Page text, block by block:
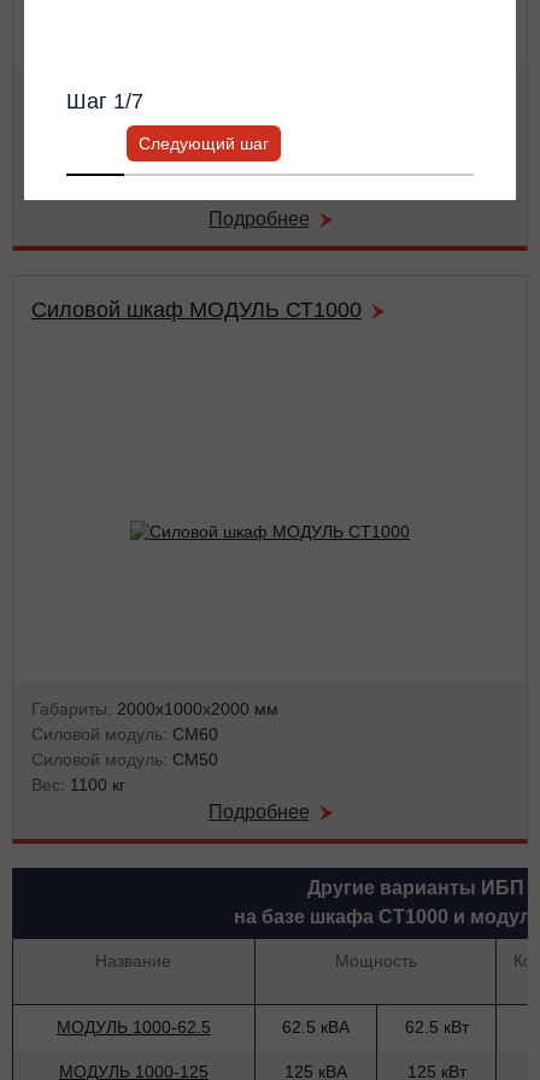
Мощность:62.5 кВА / 62.5 кВт
Число фаз на (вход/выход):3/3
486x743x174 мм
Подробнее
Силовой шкаф МОДУЛЬ СТ1000
Габариты: 2000х1000х2000 мм
Силовой модуль: СМ60
Силовой модуль: СМ50
Вес: 1100 кг
Подробнее
Другие варианты ИБП
на базе шкафа СТ1000 и
Название Мощность
МОДУЛЬ 1000-62.5 62.5 кВА 62.5 кВт
МОДУЛЬ 1000-125 125 кВА 125 кВт
Шаг 1/7
Следующий шаг